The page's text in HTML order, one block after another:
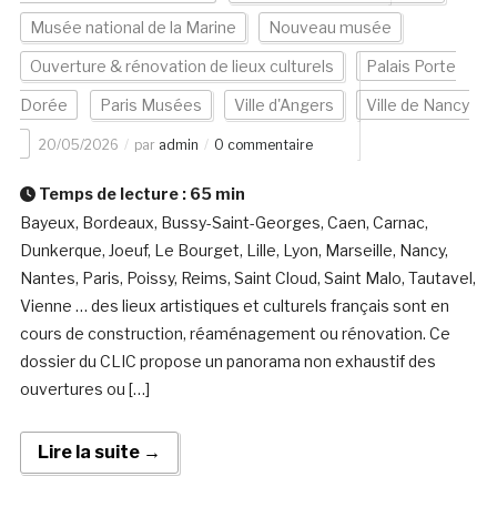
Musée national de la Marine Nouveau musée
Ouverture & rénovation de lieux culturels Palais Porte
Dorée Paris Musées Ville d'Angers Ville de Nancy
20/05/2026 par admin 0 commentaire
Temps de lecture : 65 min
Bayeux, Bordeaux, Bussy-Saint-Georges, Caen, Carnac,
Dunkerque, Joeuf, Le Bourget, Lille, Lyon, Marseille, Nancy,
Nantes, Paris, Poissy, Reims, Saint Cloud, Saint Malo, Tautavel,
Vienne … des lieux artistiques et culturels français sont en
cours de construction, réaménagement ou rénovation. Ce
dossier du CLIC propose un panorama non exhaustif des
ouvertures ou […]
Lire la suite →